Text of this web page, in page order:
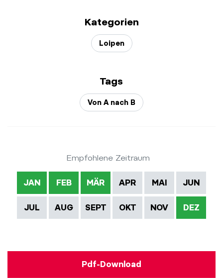
Kategorien
Loipen
Tags
Von A nach B
Empfohlene Zeitraum
JAN FEB MÄR APR MAI JUN
JUL AUG SEPT OKT NOV DEZ
Pdf-Download